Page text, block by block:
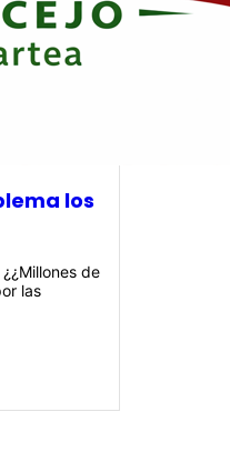
los
de
las